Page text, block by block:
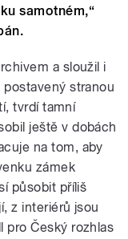
samotném,“
a sloužil i
stranou
tvrdí tamní
ještě v dobách
na tom, aby
zámek
působit příliš
z interiérů jsou
pro Český rozhlas